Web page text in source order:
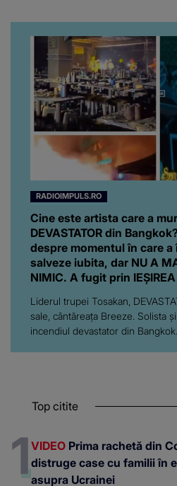
RADIOIMPULS.RO
Cine este artista care a
DEVASTATOR din
despre momentul în care
salveze iubita, dar NU A
NIMIC. A fugit prin IEȘIREA
Liderul trupei Tosakan,
sale, cântăreața Breeze. Solista
incendiul devastator din Bangkok.
Top citite
VIDEO Prima rachetă din
distruge case cu familii în
asupra Ucrainei